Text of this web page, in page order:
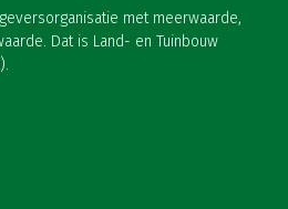
met meerwaarde,
Dat is Land- en Tuinbouw